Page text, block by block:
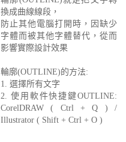
換成曲線線段，
防止其他電腦打開時，因缺少
字體而被其他字體替代，從而
影響實際設計效果
輪廓(OUTLINE)的方法:
1. 選擇所有文字
2. 使用軟件快捷鍵OUTLINE:
CorelDRAW ( Ctrl + Q ) /
Illustrator ( Shift + Ctrl + O )